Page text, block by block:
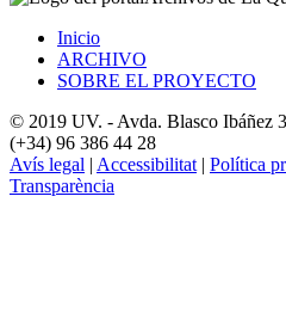
Inicio
ARCHIVO
SOBRE EL PROYECTO
© 2019 UV. - Avda. Blasco Ibáñez
(+34) 96 386 44 28
Avís legal | Accessibilitat | Política
Transparència